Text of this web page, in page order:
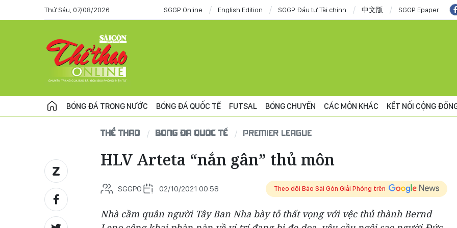
Thứ Sáu, 07/08/2026 SGGP Online English Edition SGGP Đầu tư Tài chính 中文版 SGGP Epaper
BÓNG ĐÁ TRONG NƯỚC BÓNG ĐÁ QUỐC TẾ FUTSAL BÓNG CHUYỀN CÁC MÔN KHÁC KẾT NỐI CỘNG
THỂ THAO BÓNG ĐÁ QUỐC TẾ PREMIER LEAGUE
HLV Arteta “nắn gân” thủ môn
SGGPO 02/10/2021 00:58 Theo dõi Báo Sài Gòn Giải Phóng trên
Nhà cầm quân người Tây Ban Nha bày tỏ thất vọng với vệc thủ thành Bernd